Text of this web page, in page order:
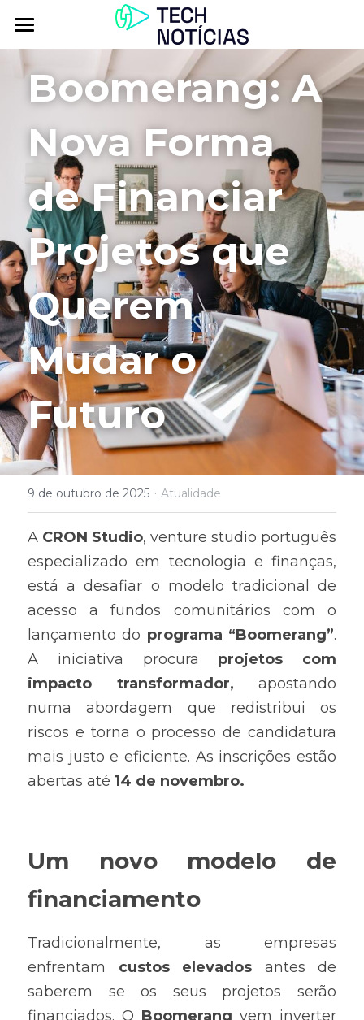
Atualidade
Explorar
Podcasts
Inbox
Contactos
Boomerang: A
Nova Forma
de Financiar
Projetos que
Querem
Mudar o
Futuro
9 de outubro de 2025 · Atualidade
A CRON Studio, venture studio português
especializado em tecnologia e finanças,
está a desafiar o modelo tradicional de
acesso a fundos comunitários com o
lançamento do programa “Boomerang”.
A iniciativa procura projetos com
impacto transformador, apostando
numa abordagem que redistribui os
riscos e torna o processo de candidatura
mais justo e eficiente. As inscrições estão
abertas até 14 de novembro.
Um novo modelo de
financiamento
Tradicionalmente, as empresas
enfrentam custos elevados antes de
saberem se os seus projetos serão
financiados. O Boomerang vem inverter